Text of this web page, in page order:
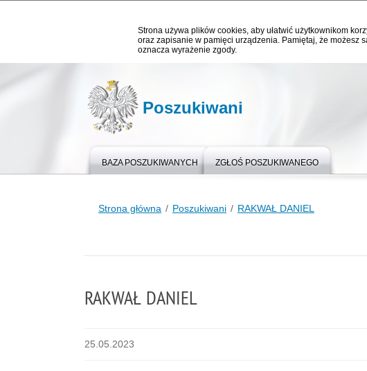
Strona używa plików cookies, aby ułatwić użytkownikom
oraz zapisanie w pamięci urządzenia. Pamiętaj, że możesz
oznacza wyrażenie zgody.
Poszukiwani
BAZA POSZUKIWANYCH ZGŁOŚ POSZUKIWANEGO
Strona główna Poszukiwani RAKWAŁ DANIEL
RAKWAŁ DANIEL
25.05.2023